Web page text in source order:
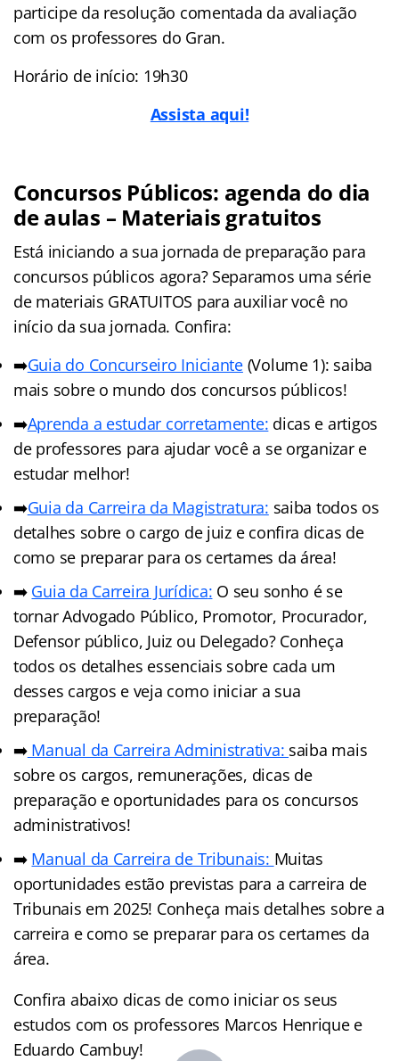
participe da resolução comentada da avaliação
com os professores do Gran.
Horário de início: 19h30
Assista aqui!
Concursos Públicos: agenda do dia
de aulas – Materiais gratuitos
Está iniciando a sua jornada de preparação para
concursos públicos agora? Separamos uma série
de materiais GRATUITOS para auxiliar você no
início da sua jornada. Confira:
➡️Guia do Concurseiro Iniciante(Volume 1): saiba
mais sobre o mundo dos concursos públicos!
➡️Aprenda a estudar corretamente: dicas e artigos
de professores para ajudar você a se organizar e
estudar melhor!
➡️Guia da Carreira da Magistratura: saiba todos os
detalhes sobre o cargo de juiz e confira dicas de
como se preparar para os certames da área!
➡️ Guia da Carreira Jurídica: O seu sonho é se
tornar Advogado Público, Promotor, Procurador,
Defensor público, Juiz ou Delegado? Conheça
todos os detalhes essenciais sobre cada um
desses cargos e veja como iniciar a sua
preparação!
➡️Manual da Carreira Administrativa: saiba mais
sobre os cargos, remunerações, dicas de
preparação e oportunidades para os concursos
administrativos!
➡️ Manual da Carreira de Tribunais: Muitas
oportunidades estão previstas para a carreira de
Tribunais em 2025! Conheça mais detalhes sobre a
carreira e como se preparar para os certames da
área.
Confira abaixo dicas de como iniciar os seus
estudos com os professores Marcos Henrique e
Eduardo Cambuy!